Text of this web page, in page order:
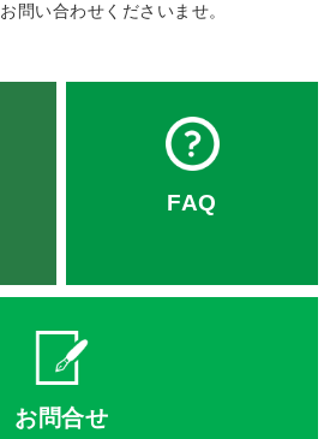
お問い合わせくださいませ。
FAQ
お問合せ